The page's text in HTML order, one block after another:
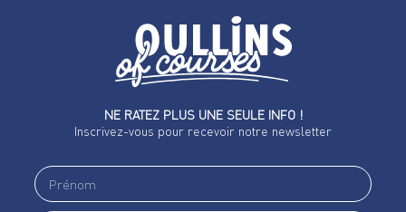
NE RATEZ PLUS UNE SEULE INFO !
Inscrivez-vous pour recevoir notre newsletter